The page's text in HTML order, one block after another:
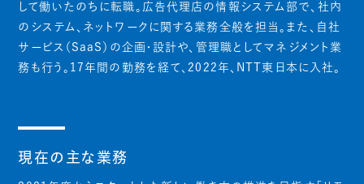
して働いたのちに転職。広告代理店の情報システム部で、社内
のシステム、ネットワークに関する業務全般を担当。また、自社
サービス（SaaS）の企画・設計や、管理職としてマネジメント業
務も行う。17年間の勤務を経て、2022年、NTT東日本に入社。
現在の主な業務